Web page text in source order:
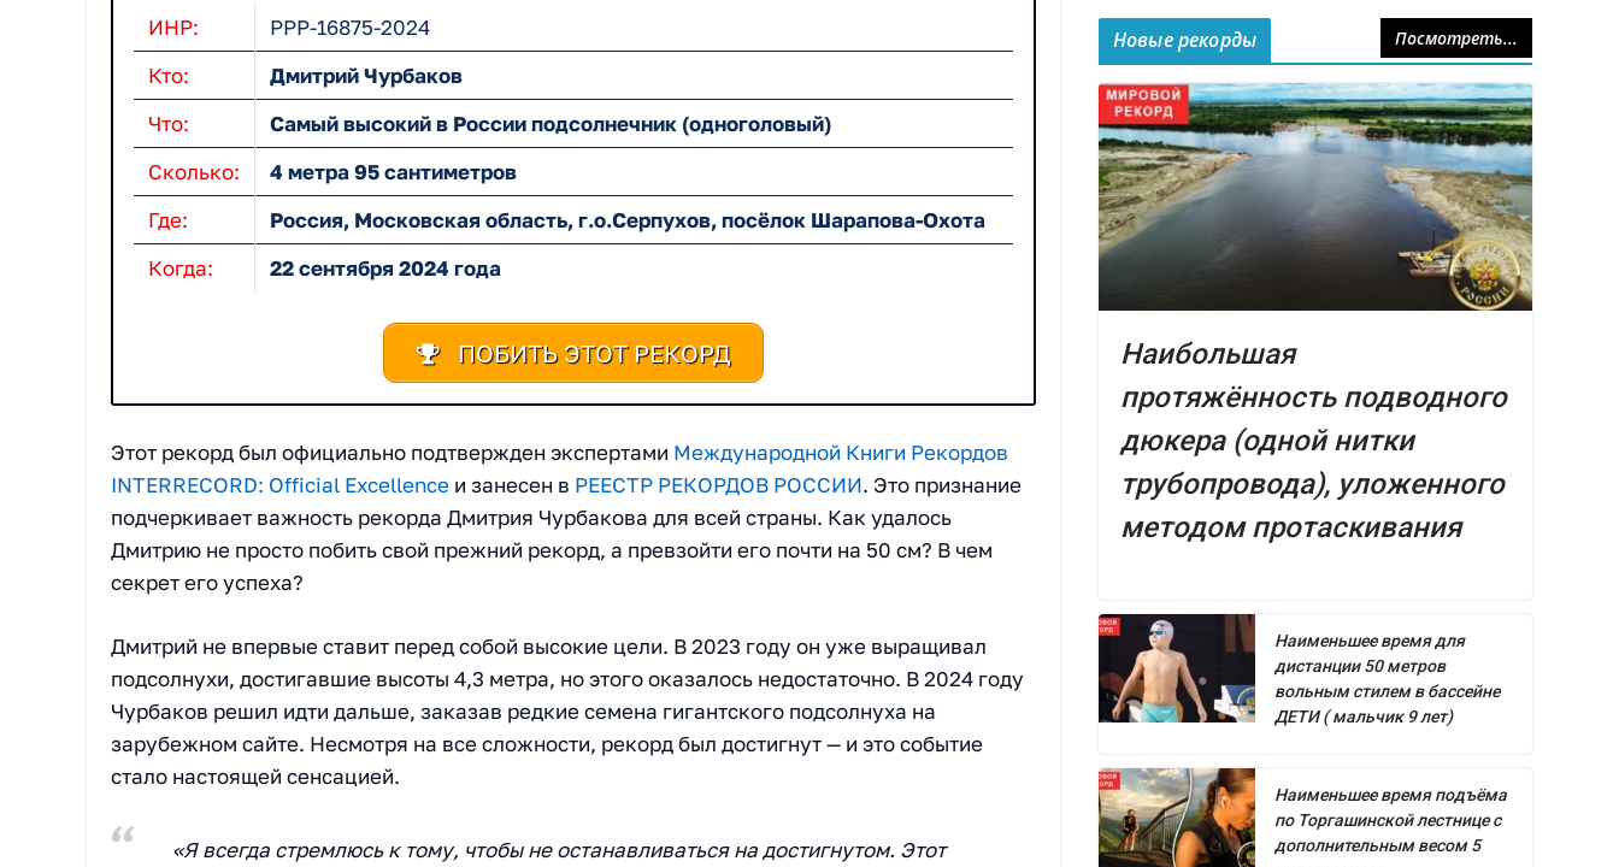
ИНР:
РРР-16875-2024
Кто:
Дмитрий Чурбаков
Что:
Самый высокий в России подсолнечник (одноголовый)
Сколько:
4 метра 95 сантиметров
Где:
Россия, Московская область, г.о.Серпухов, посёлок Шарапова-Охота
Когда:
22 сентября 2024 года
ПОБИТЬ ЭТОТ РЕКОРД
Этот рекорд был официально подтвержден экспертами Международной Книги Рекордов
INTERRECORD: Official Excellence и занесен в РЕЕСТР РЕКОРДОВ РОССИИ. Это признание
подчеркивает важность рекорда Дмитрия Чурбакова для всей страны. Как удалось
Дмитрию не просто побить свой прежний рекорд, а превзойти его почти на 50 см? В чем
секрет его успеха?
Дмитрий не впервые ставит перед собой высокие цели. В 2023 году он уже выращивал
подсолнухи, достигавшие высоты 4,3 метра, но этого оказалось недостаточно. В 2024 году
Чурбаков решил идти дальше, заказав редкие семена гигантского подсолнуха на
зарубежном сайте. Несмотря на все сложности, рекорд был достигнут — и это событие
стало настоящей сенсацией.
«Я всегда стремлюсь к тому, чтобы не останавливаться на достигнутом. Этот
Новые рекорды Посмотреть...
Наибольшая
протяжённость подводного
дюкера (одной нитки
трубопровода), уложенного
методом протаскивания
Наименьшее время для
дистанции 50 метров
вольным стилем в бассейне
ДЕТИ ( мальчик 9 лет)
Наименьшее время подъёма
по Торгашинской лестнице с
дополнительным весом 5